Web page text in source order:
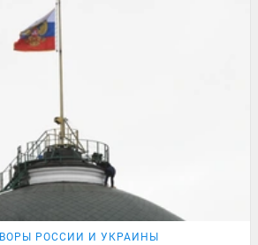
РОССИИ И УКРАИНЫ